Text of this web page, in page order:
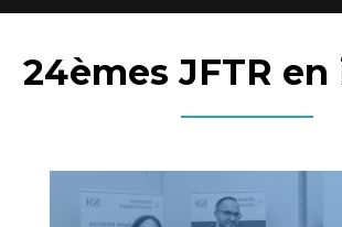
24èmes JFTR en